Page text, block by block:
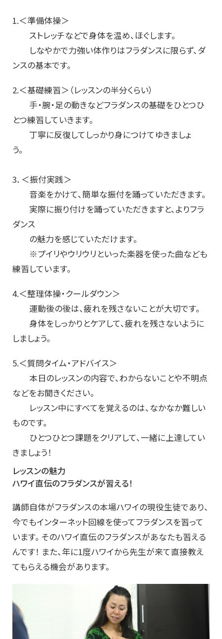
1.＜準備体操＞
ストレッチなどで身体を温め、ほぐします。
しなやかで力強い体作りはフラダンスに限らず、ダ
ンスの基本です。
2.＜基礎練習＞（レッスンの半分くらい）
手・腕・足の動きなどフラダンスの基礎をひとつひ
とつ練習していきます。
丁寧に反復してしっかり身につけてゆきましょ
う。
3．＜振付実践＞
音楽をかけて、簡単な振付を踊っていただきます。
実際に振り付けを踊っていただきますと、よりフラ
ダンス
の魅力を感じていただけます。
※プイリやウリウリといった楽器を使った曲なども
練習しています。
4.＜整理体操・クールダウン＞
運動後の後は、疲れを残さないことが大切です。
身体をしっかりとケアして、疲れを残さないように
しましょう。
5.＜質問タイム・アドバイス＞
本日のレッスンの内容で、わからないことや不明点
などをお聞きください。
レッスン中にすべてを覚えるのは、なかなか難しい
ものです。
ひとつひとつ課題をクリアして、一緒に上達してい
きましょう！
レッスンの魅力
ハワイ直伝のフラダンスが習える！
講師自体がフラダンスの本場ハワイの現役生徒であり、
今でもインターネット回線を使ってフラダンスを習って
います。 そのハワイ直伝のフラダンスがあなたも習える
んです！ また、年に1度ハワイから先生が来て直接教え
てもらえる機会があります。